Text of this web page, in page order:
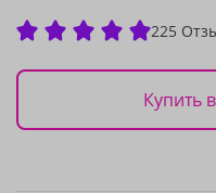
225
Купить